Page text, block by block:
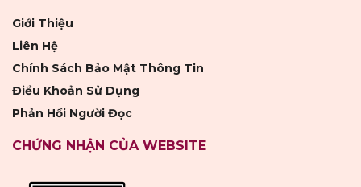
Giới Thiệu
Liên Hệ
Chính Sách Bảo Mật Thông Tin
Điều Khoản Sử Dụng
Phản Hồi Người Đọc
CHỨNG NHẬN CỦA WEBSITE